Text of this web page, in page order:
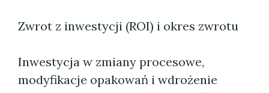
Zwrot z inwestycji (ROI) i okres zwrotu
Inwestycja w zmiany procesowe,
modyfikacje opakowań i wdrożenie